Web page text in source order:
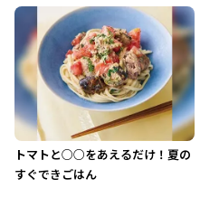
トマトと○○をあえるだけ！夏の
すぐできごはん